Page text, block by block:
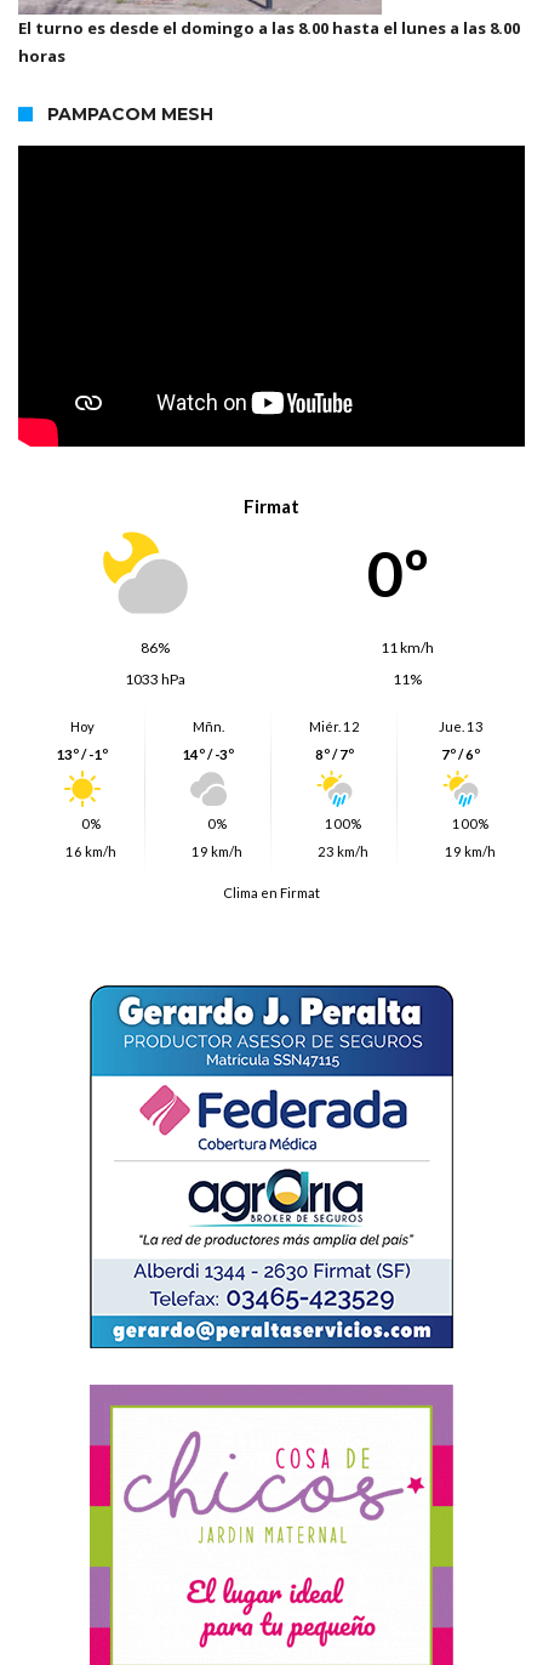
El turno es desde el domingo a las 8.00 hasta el lunes a las 8.00
horas
PAMPACOM MESH
Firmat
0º
86%
11 km/h
1033 hPa
11%
Hoy
13º / -1º
0%
16 km/h
Mñn.
14º / -3º
0%
19 km/h
Miér. 12
8º / 7º
100%
23 km/h
Jue. 13
7º / 6º
100%
19 km/h
Clima en Firmat